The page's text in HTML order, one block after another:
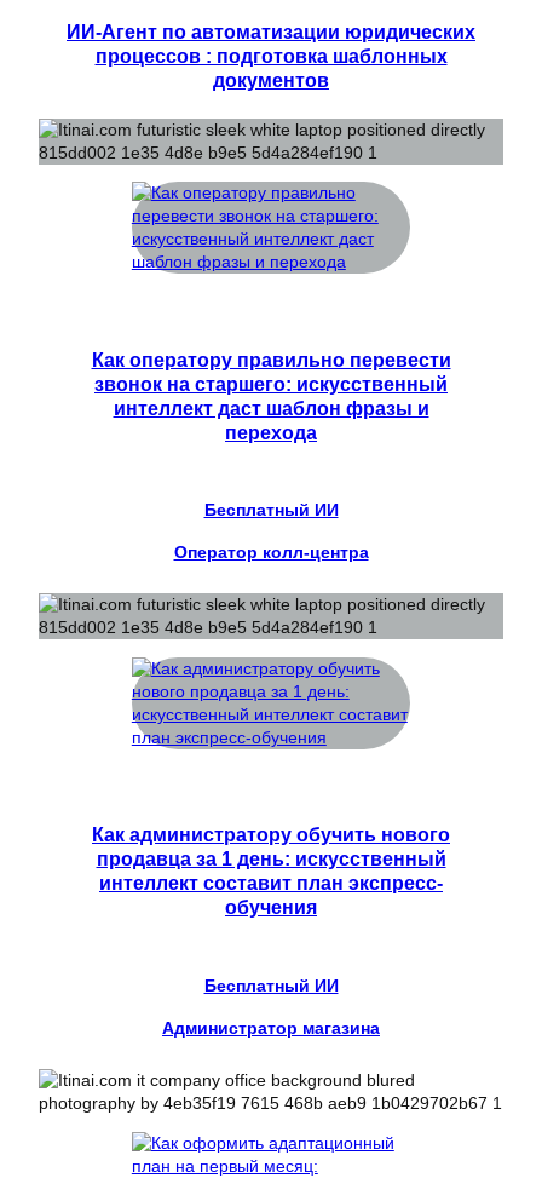
ИИ-Агент по автоматизации юридических
процессов : подготовка шаблонных
документов
Как оператору правильно перевести
звонок на старшего: искусственный
интеллект даст шаблон фразы и
перехода
Бесплатный ИИ
Оператор колл-центра
Как администратору обучить нового
продавца за 1 день: искусственный
интеллект составит план экспресс-
обучения
Бесплатный ИИ
Администратор магазина